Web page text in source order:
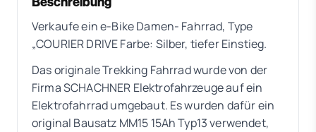
Verkaufe ein e-Bike Damen- Fahrrad, Type
„COURIER DRIVE Farbe: Silber, tiefer Einstieg.
Das originale Trekking Fahrrad wurde von der
Firma SCHACHNER Elektrofahrzeuge auf ein
Elektrofahrrad umgebaut. Es wurden dafür ein
original Bausatz MM15 15Ah Typ13 verwendet,